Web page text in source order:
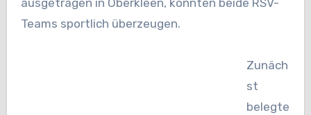
ausgetragen in Oberkleen, konnten beide RSV-
Teams sportlich überzeugen.
Zunäch
st
belegte